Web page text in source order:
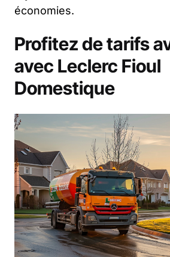
économies.
Profitez de tarifs
avec Leclerc Fioul
Domestique